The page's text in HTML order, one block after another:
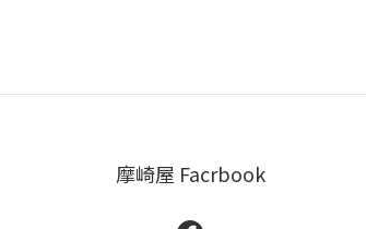
摩崎屋 Facrbook